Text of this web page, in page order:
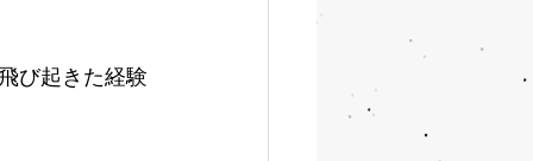
び起きた経験